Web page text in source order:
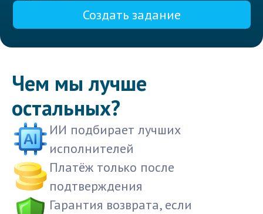
Создать задание
Чем мы лучше
остальных?
ИИ подбирает лучших
исполнителей
Платёж только после
подтверждения
Гарантия возврата, если